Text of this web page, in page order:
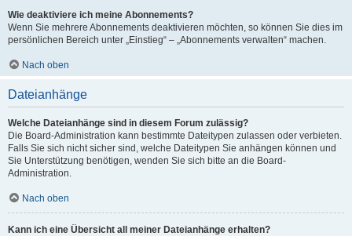
Wie deaktiviere ich meine Abonnements?
Wenn Sie mehrere Abonnements deaktivieren möchten, so können Sie dies im
persönlichen Bereich unter „Einstieg“ – „Abonnements verwalten“ machen.
Nach oben
Dateianhänge
Welche Dateianhänge sind in diesem Forum zulässig?
Die Board-Administration kann bestimmte Dateitypen zulassen oder verbieten.
Falls Sie sich nicht sicher sind, welche Dateitypen Sie anhängen können und
Sie Unterstützung benötigen, wenden Sie sich bitte an die Board-
Administration.
Nach oben
Kann ich eine Übersicht all meiner Dateianhänge erhalten?